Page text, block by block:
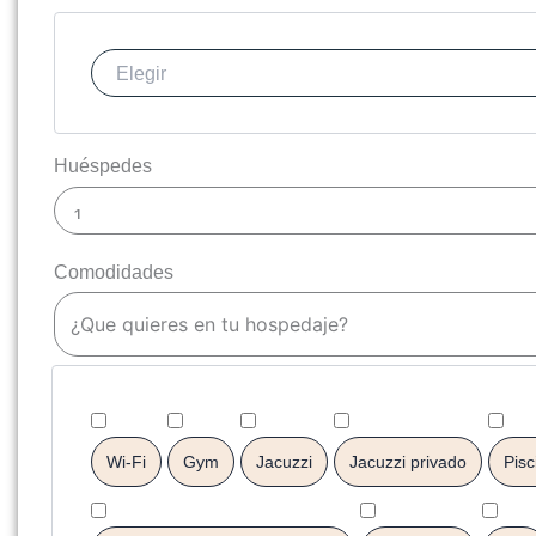
Huéspedes
Comodidades
¿Que quieres en tu hospedaje?
Wi-Fi Gym Jacuzzi Jacuzzi privado